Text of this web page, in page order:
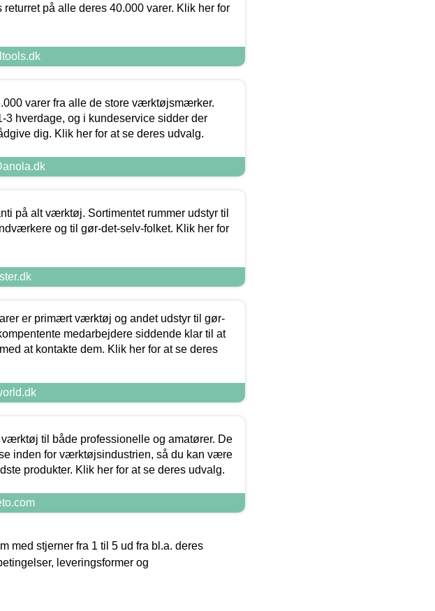
på alle deres 40.000 varer. Klik her for
varer fra alle de store værktøjsmærker.
3 hverdage, og i kundeservice sidder der
dig. Klik her for at se deres udvalg.
på alt værktøj. Sortimentet rummer udstyr til
og til gør-det-selv-folket. Klik her for
er primært værktøj og andet udstyr til gør-
medarbejdere siddende klar til at
at kontakte dem. Klik her for at se deres
til både professionelle og amatører. De
inden for værktøjsindustrien, så du kan være
produkter. Klik her for at se deres udvalg.
med stjerner fra 1 til 5 ud fra bl.a. deres
leveringsformer og